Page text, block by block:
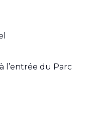
l’entrée du Parc